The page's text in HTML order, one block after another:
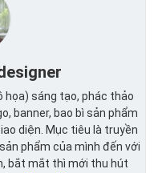
họa) sáng tạo, phác thảo
banner, bao bì sản phẩm
diện. Mục tiêu là truyền
phẩm của mình đến với
bắt mắt thì mới thu hút